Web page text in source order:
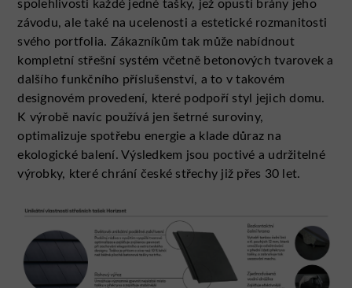
spolehlivosti každé jedné tašky, jež opustí brány jeho
závodu, ale také na ucelenosti a estetické rozmanitosti
svého portfolia. Zákazníkům tak může nabídnout
kompletní střešní systém včetně betonových tvarovek a
dalšího funkčního příslušenství, a to v takovém
designovém provedení, které podpoří styl jejich domu.
K výrobě navíc používá jen šetrné suroviny,
optimalizuje spotřebu energie a klade důraz na
ekologické balení. Výsledkem jsou poctivé a udržitelné
výrobky, které chrání české střechy již přes 30 let.